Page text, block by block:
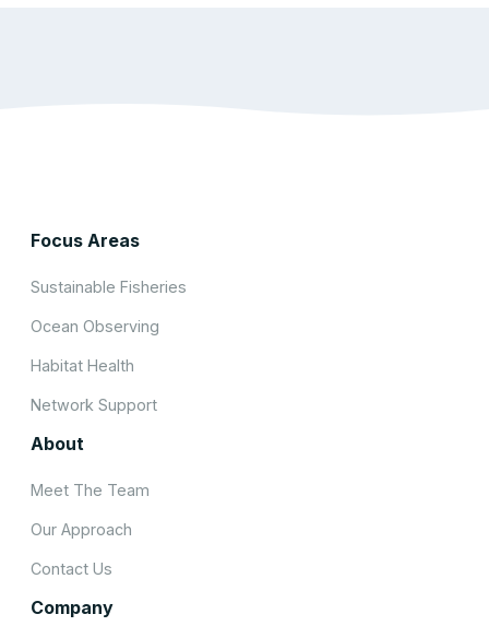
Focus Areas
Sustainable Fisheries
Ocean Observing
Habitat Health
Network Support
About
Meet The Team
Our Approach
Contact Us
Company